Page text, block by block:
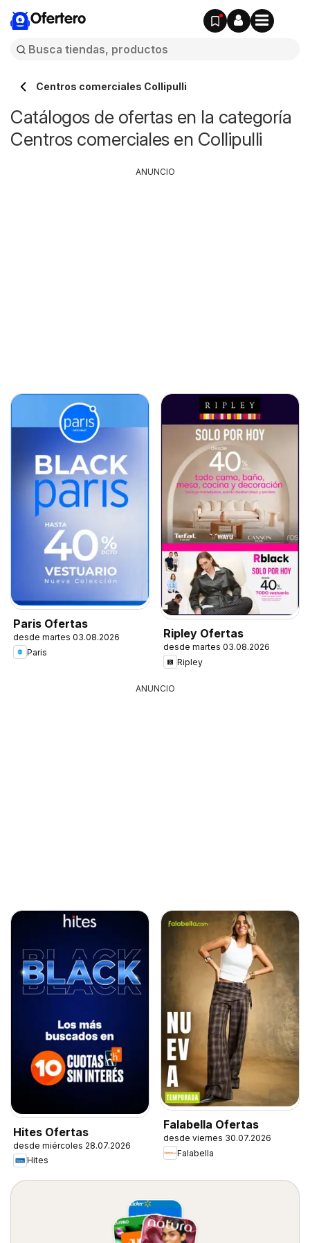
Ofertero
Centros comerciales Collipulli
Catálogos de ofertas en la categoría
Centros comerciales en Collipulli
Paris Ofertas
desde martes 03.08.2026
Paris
Ripley Ofertas
desde martes 03.08.2026
Ripley
ANUNCIO
ANUNCIO
Hites Ofertas
desde miércoles 28.07.2026
Hites
Falabella Ofertas
desde viernes 30.07.2026
Falabella